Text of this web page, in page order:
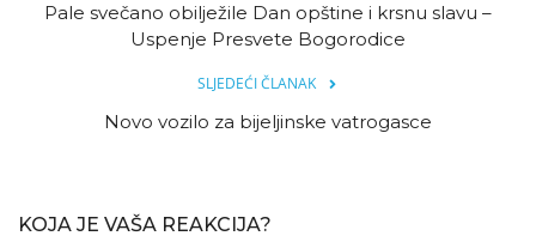
Pale svečano obilježile Dan opštine i krsnu slavu –
Uspenje Presvete Bogorodice
SLJEDEĆI ČLANAK
Novo vozilo za bijeljinske vatrogasce
KOJA JE VAŠA REAKCIJA?